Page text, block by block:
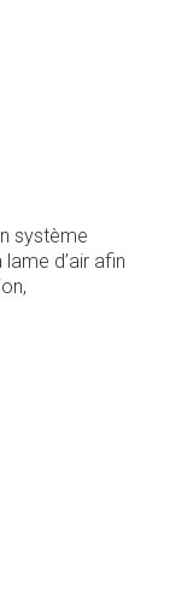
système
d’air afin